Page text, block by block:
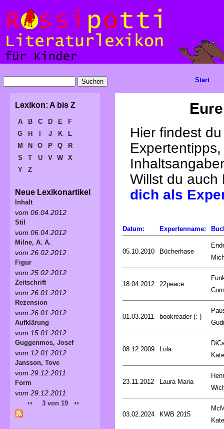
Hier findest
Willst du
dich als
Datum: Expertenname:
05.10.2010 Bücherhase
18.04.2012 22peace
01.03.2011 bookreader (:-)
08.12.2009 Lola
Kate
23.11.2012 Laura Maria
03.02.2024 KWB 2015
Kate
Start
Lexikon: A bis Z
A B C D E
F
G
H J K
L
M
N O P Q
R
S
T U V W
X
Y
Z
Neue Lexikonartikel
Inhalt
vom 06.04.2012
Stil
vom 06.04.2012
Milne, A. A.
vom 26.02.2012
Figur
vom 25.02.2012
Zeitschrift
vom 26.01.2012
Rezension
vom 26.01.2012
Aufklärung
vom 15.01.2012
Guggenmos, Josef
vom 12.01.2012
Jansson, Tove
vom 29.12.2011
Form
vom 29.12.2011
‹‹ 3 von 19 ››